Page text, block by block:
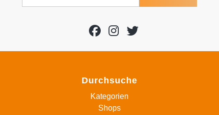
Durchsuche
Kategorien
Shops